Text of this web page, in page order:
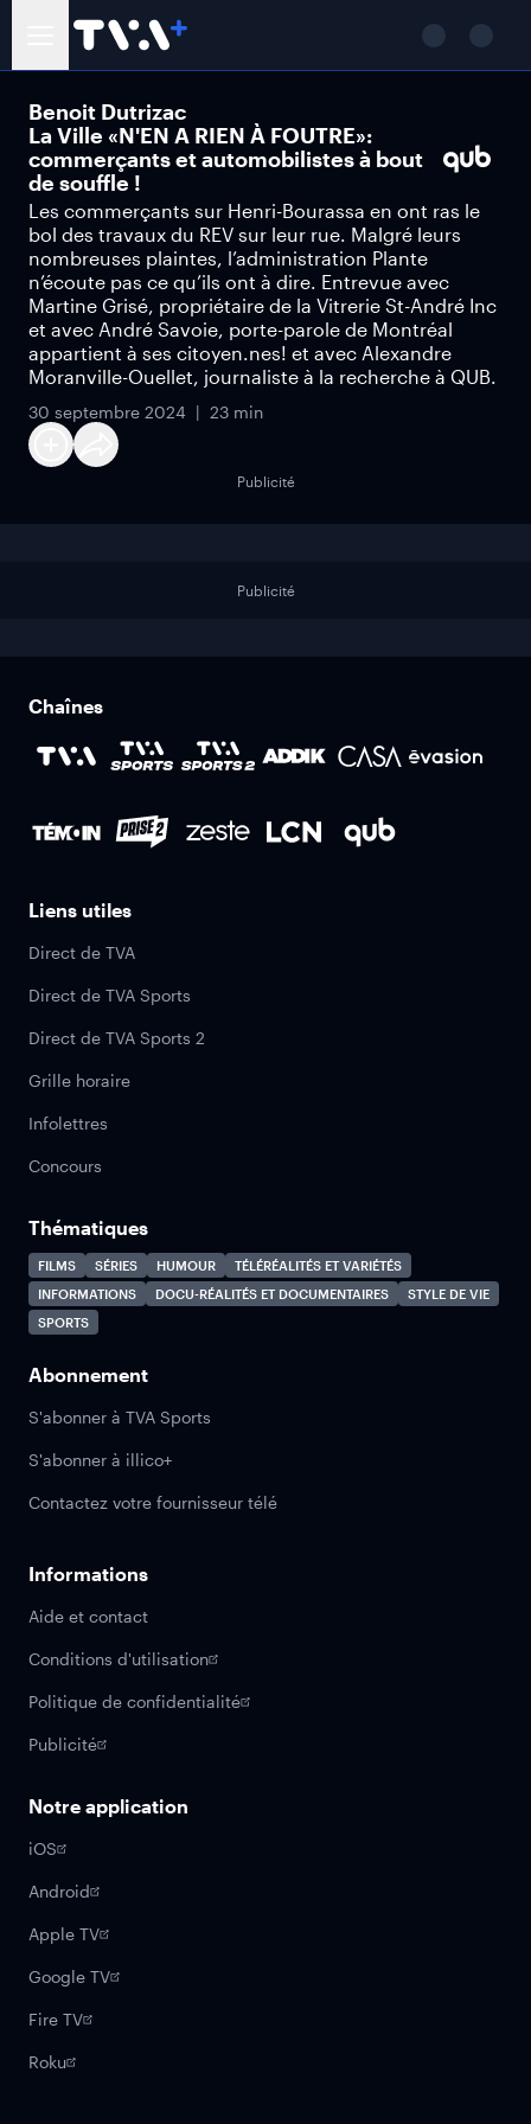
Benoit Dutrizac
La Ville «N'EN A RIEN À FOUTRE»:
commerçants et automobilistes à bout
de souffle !
Les commerçants sur Henri-Bourassa en ont ras le
bol des travaux du REV sur leur rue. Malgré leurs
nombreuses plaintes, l’administration Plante
n’écoute pas ce qu’ils ont à dire. Entrevue avec
Martine Grisé, propriétaire de la Vitrerie St-André Inc
et avec André Savoie, porte-parole de Montréal
appartient à ses citoyen.nes! et avec Alexandre
Moranville-Ouellet, journaliste à la recherche à QUB.
30 septembre 2024 23 min
Publicité
Publicité
Chaînes
Liens utiles
Direct de TVA
Direct de TVA Sports
Direct de TVA Sports 2
Grille horaire
Infolettres
Concours
Thématiques
FILMS SÉRIES HUMOUR
TÉLÉRÉALITÉS ET VARIÉTÉS
INFORMATIONS
DOCU-RÉALITÉS ET DOCUMENTAIRES
STYLE DE VIE
SPORTS
Abonnement
S'abonner à TVA Sports
S'abonner à illico+
Contactez votre fournisseur télé
Informations
Aide et contact
Conditions d'utilisation
Politique de confidentialité
Publicité
Notre application
iOS
Android
Apple TV
Google TV
Fire TV
Roku